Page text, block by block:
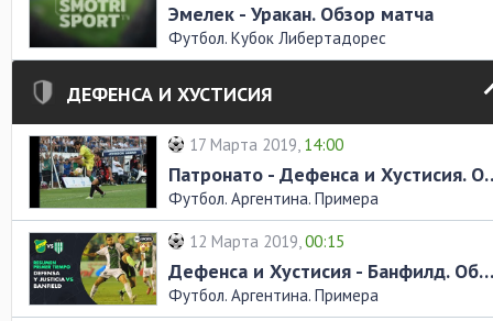
Эмелек - Уракан. Обзор матча
Футбол. Кубок Либертадорес
ДЕФЕНСА И ХУСТИСИЯ
17 Марта 2019, 14:00
Патронато -
Футбол. Аргентина. Примера
12 Марта 2019,00:15
Дефенса и Хустисия - Банфилд. Обзор матча
Футбол. Аргентина. Примера